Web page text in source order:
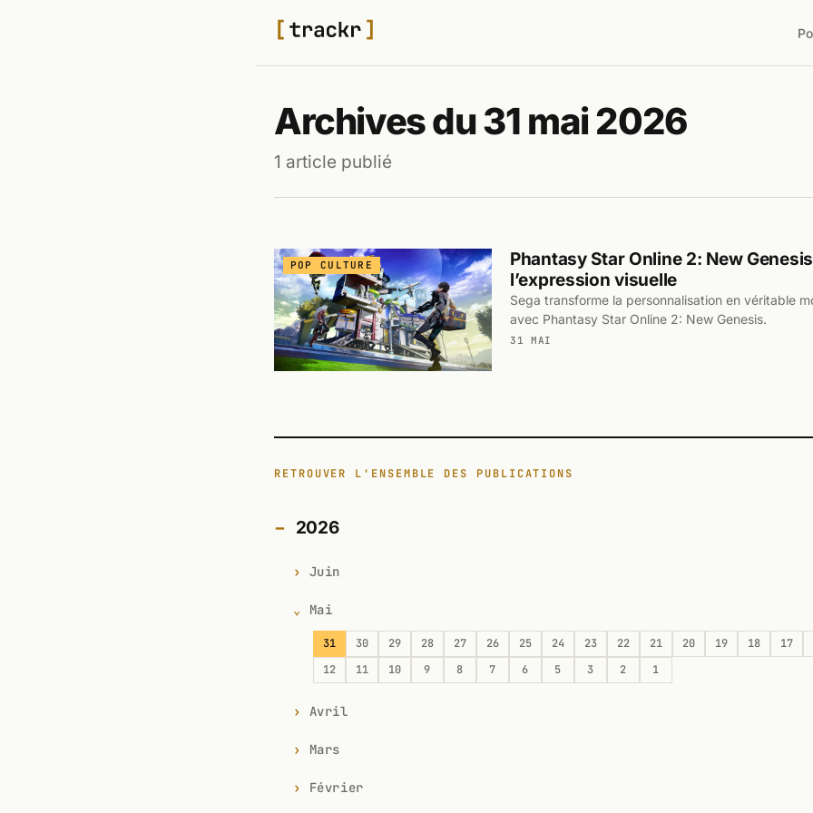
Archives du 31 mai 2026
1 article publié
POP CULTURE
Phantasy Star Online 2: New
l’expression visuelle
Sega transforme la personnalisation en véritable
avec Phantasy Star Online 2: New Genesis.
31 MAI
RETROUVER L'ENSEMBLE DES PUBLICATIONS
2026
Juin
Mai
31 30 29 28 27 26 25 24 23 22 21 20 19 18 17
12
11 10 9 8 7 6 5 3 2 1
Avril
Mars
Février